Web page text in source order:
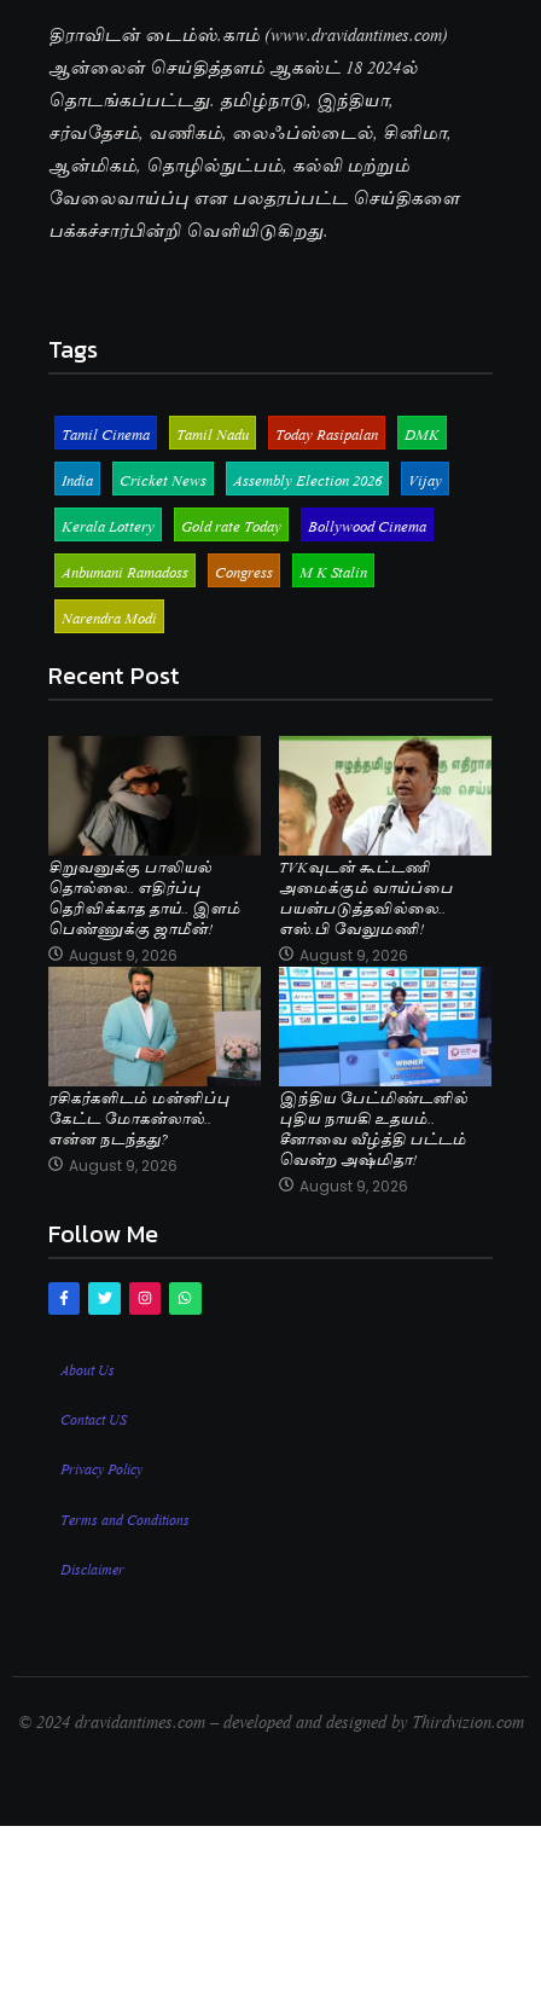
திராவிடன் டைம்ஸ்.காம் (www.dravidantimes.com)
ஆன்லைன் செய்தித்தளம் ஆகஸ்ட் 18 2024ல்
தொடங்கப்பட்டது. தமிழ்நாடு, இந்தியா,
சர்வதேசம், வணிகம், லைஃப்ஸ்டைல், சினிமா,
ஆன்மிகம், தொழில்நுட்பம், கல்வி மற்றும்
வேலைவாய்ப்பு என பலதரப்பட்ட செய்திகளை
பக்கச்சார்பின்றி வெளியிடுகிறது.
Tags
Tamil Cinema Tamil Nadu Today Rasipalan
DMK
India
Cricket News Assembly Election 2026
Vijay
Kerala Lottery
Gold rate Today
Bollywood Cinema
Anbumani Ramadoss
Congress
M K Stalin
Narendra Modi
Recent Post
சிறுவனுக்கு பாலியல்
தொல்லை.. எதிர்ப்பு
தெரிவிக்காத தாய்.. இளம்
பெண்ணுக்கு ஜாமீன்!
August 9, 2026
TVKவுடன் கூட்டணி
அமைக்கும் வாய்ப்பை
பயன்படுத்தவில்லை..
எஸ்.பி வேலுமணி!
August 9, 2026
ரசிகர்களிடம் மன்னிப்பு
கேட்ட மோகன்லால்..
என்ன நடந்தது?
August 9, 2026
இந்திய பேட்மிண்டனில்
புதிய நாயகி உதயம்..
சீனாவை வீழ்த்தி பட்டம்
வென்ற அஷ்மிதா!
August 9, 2026
Follow Me
About Us
Contact US
Privacy Policy
Terms and Conditions
Disclaimer
© 2024 dravidantimes.com – developed and designed by Thirdvizion.com